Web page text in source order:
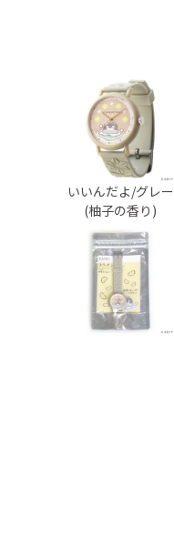
いいんだよ/グレー
(柚子の香り)